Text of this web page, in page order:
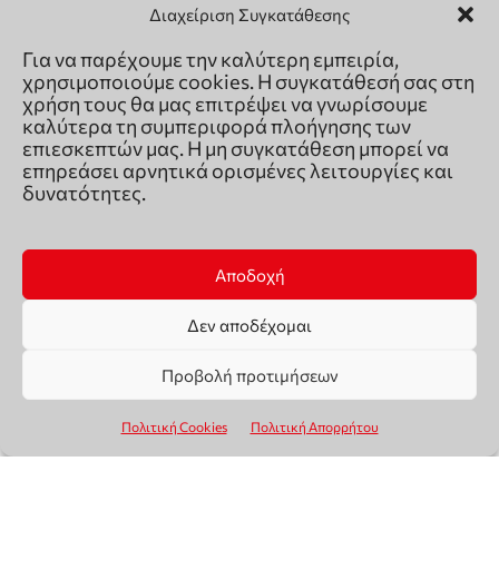
Διαχείριση Συγκατάθεσης
Για να παρέχουμε την καλύτερη εμπειρία,
χρησιμοποιούμε cookies. Η συγκατάθεσή σας στη
χρήση τους θα μας επιτρέψει να γνωρίσουμε
καλύτερα τη συμπεριφορά πλοήγησης των
επιεσκεπτών μας. Η μη συγκατάθεση μπορεί να
επηρεάσει αρνητικά ορισμένες λειτουργίες και
δυνατότητες.
Αποδοχή
Δεν αποδέχομαι
Προβολή προτιμήσεων
Πολιτική Cookies Πολιτική Απορρήτου